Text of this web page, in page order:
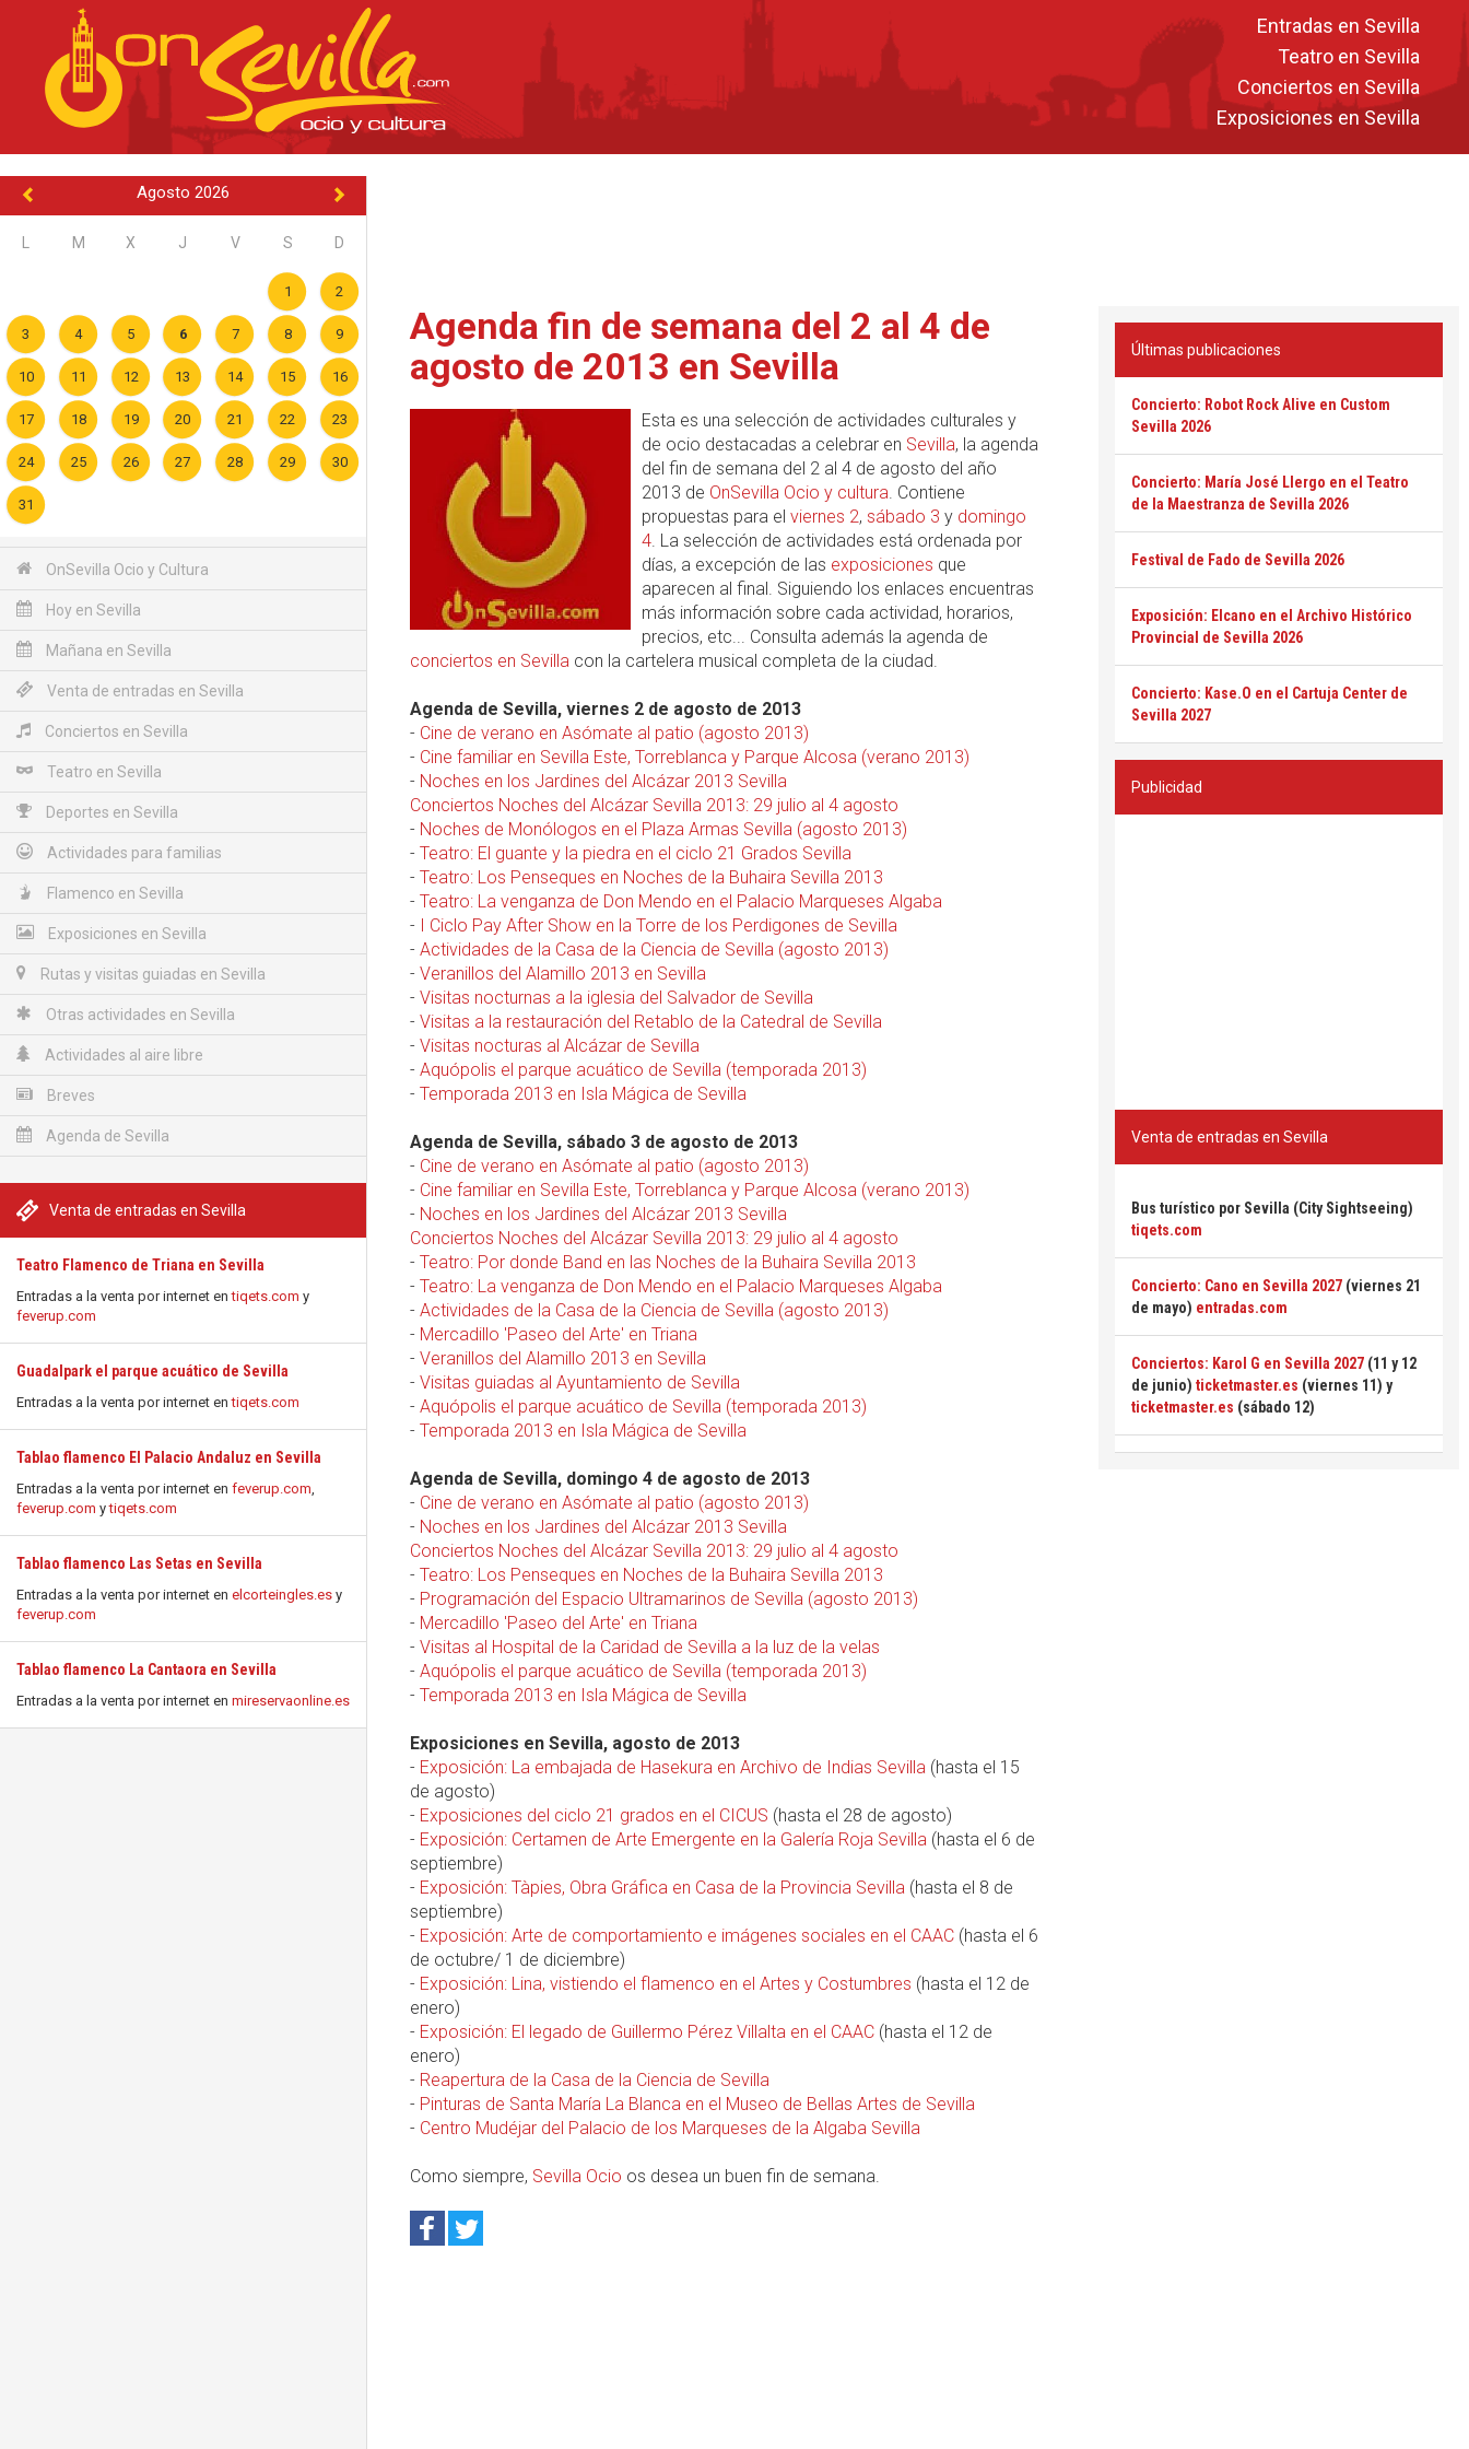
Entradas en Sevilla
Teatro en Sevilla
Conciertos en Sevilla
Exposiciones en Sevilla
Agosto 2026
M X J V S D
1 2
3 4 5 6 7 8 9
10 11 12 13 14 15 16
17 18 19 20 21 22 23
24 25 26 27 28 29 30
31
OnSevilla Ocio y Cultura
Hoy en Sevilla
Mañana en Sevilla
Venta de entradas en Sevilla
Conciertos en Sevilla
Teatro en Sevilla
Deportes en Sevilla
Actividades para familias
Flamenco en Sevilla
Exposiciones en Sevilla
Rutas y visitas guiadas en Sevilla
Otras actividades en Sevilla
Actividades al aire libre
Breves
Agenda de Sevilla
Venta de entradas en Sevilla
Teatro Flamenco de Triana en Sevilla
Entradas a la venta por internet entiqets.com y
feverup.com
Guadalpark el parque acuático de Sevilla
Entradas a la venta por internet entiqets.com
Tablao flamenco El Palacio Andaluz en Sevilla
Entradas a la venta por internet en feverup.com,
feverup.com ytiqets.com
Tablao flamenco Las Setas en Sevilla
Entradas a la venta por internet en elcorteingles.es y
feverup.com
Tablao flamenco La Cantaora en Sevilla
Entradas a la venta por internet en mireservaonline.es
Agenda fin de semana del 2 al 4 de
agosto de 2013 en Sevilla
Esta es una selección de actividades culturales y
de ocio destacadas a celebrar en Sevilla, la agenda
del fin de semana del 2 al 4 de agosto del año
2013 de OnSevilla Ocio y cultura. Contiene
propuestas para el viernes 2, sábado 3 y domingo
4. La selección de actividades está ordenada por
días, a excepción de las exposiciones que
aparecen al final. Siguiendo los enlaces encuentras
más información sobre cada actividad, horarios,
precios, etc... Consulta además la agenda de
conciertos en Sevilla con la cartelera musical completa de la ciudad.
Agenda de Sevilla, viernes 2 de agosto de 2013
- Cine de verano en Asómate al patio (agosto 2013)
- Cine familiar en Sevilla Este, Torreblanca y Parque Alcosa (verano 2013)
- Noches en los Jardines del Alcázar 2013 Sevilla
Conciertos Noches del Alcázar Sevilla 2013: 29 julio al 4 agosto
- Noches de Monólogos en el Plaza Armas Sevilla (agosto 2013)
- Teatro: El guante y la piedra en el ciclo 21 Grados Sevilla
- Teatro: Los Penseques en Noches de la Buhaira Sevilla 2013
- Teatro: La venganza de Don Mendo en el Palacio Marqueses Algaba
- I Ciclo Pay After Show en la Torre de los Perdigones de Sevilla
- Actividades de la Casa de la Ciencia de Sevilla (agosto 2013)
- Veranillos del Alamillo 2013 en Sevilla
- Visitas nocturnas a la iglesia del Salvador de Sevilla
- Visitas a la restauración del Retablo de la Catedral de Sevilla
- Visitas nocturas al Alcázar de Sevilla
- Aquópolis el parque acuático de Sevilla (temporada 2013)
- Temporada 2013 en Isla Mágica de Sevilla
Agenda de Sevilla, sábado 3 de agosto de 2013
- Cine de verano en Asómate al patio (agosto 2013)
- Cine familiar en Sevilla Este, Torreblanca y Parque Alcosa (verano 2013)
- Noches en los Jardines del Alcázar 2013 Sevilla
Conciertos Noches del Alcázar Sevilla 2013: 29 julio al 4 agosto
- Teatro: Por donde Band en las Noches de la Buhaira Sevilla 2013
- Teatro: La venganza de Don Mendo en el Palacio Marqueses Algaba
- Actividades de la Casa de la Ciencia de Sevilla (agosto 2013)
- Mercadillo 'Paseo del Arte' en Triana
- Veranillos del Alamillo 2013 en Sevilla
- Visitas guiadas al Ayuntamiento de Sevilla
- Aquópolis el parque acuático de Sevilla (temporada 2013)
- Temporada 2013 en Isla Mágica de Sevilla
Agenda de Sevilla, domingo 4 de agosto de 2013
- Cine de verano en Asómate al patio (agosto 2013)
- Noches en los Jardines del Alcázar 2013 Sevilla
Conciertos Noches del Alcázar Sevilla 2013: 29 julio al 4 agosto
- Teatro: Los Penseques en Noches de la Buhaira Sevilla 2013
- Programación del Espacio Ultramarinos de Sevilla (agosto 2013)
- Mercadillo 'Paseo del Arte' en Triana
- Visitas al Hospital de la Caridad de Sevilla a la luz de la velas
- Aquópolis el parque acuático de Sevilla (temporada 2013)
- Temporada 2013 en Isla Mágica de Sevilla
Exposiciones en Sevilla, agosto de 2013
- Exposición: La embajada de Hasekura en Archivo de Indias Sevilla (hasta el 15
de agosto)
- Exposiciones del ciclo 21 grados en el CICUS (hasta el 28 de agosto)
- Exposición: Certamen de Arte Emergente en la Galería Roja Sevilla (hasta el 6 de
septiembre)
- Exposición: Tàpies, Obra Gráfica en Casa de la Provincia Sevilla (hasta el 8 de
septiembre)
- Exposición: Arte de comportamiento e imágenes sociales en el CAAC (hasta el 6
de octubre/ 1 de diciembre)
- Exposición: Lina, vistiendo el flamenco en el Artes y Costumbres (hasta el 12 de
enero)
- Exposición: El legado de Guillermo Pérez Villalta en el CAAC (hasta el 12 de
enero)
- Reapertura de la Casa de la Ciencia de Sevilla
- Pinturas de Santa María La Blanca en el Museo de Bellas Artes de Sevilla
- Centro Mudéjar del Palacio de los Marqueses de la Algaba Sevilla
Como siempre, Sevilla Ocio os desea un buen fin de semana.
Últimas publicaciones
Concierto: Robot Rock Alive en Custom
Sevilla 2026
Concierto: María José Llergo en el Teatro
de la Maestranza de Sevilla 2026
Festival de Fado de Sevilla 2026
Exposición: Elcano en el Archivo Histórico
Provincial de Sevilla 2026
Concierto: Kase.O en el Cartuja Center de
Sevilla 2027
Publicidad
Venta de entradas en Sevilla
Bus turístico por Sevilla (City Sightseeing)
tiqets.com
Concierto: Cano en Sevilla 2027 (viernes 21
de mayo) entradas.com
Conciertos: Karol G en Sevilla 2027 (11 y 12
de junio) ticketmaster.es (viernes 11) y
ticketmaster.es (sábado 12)